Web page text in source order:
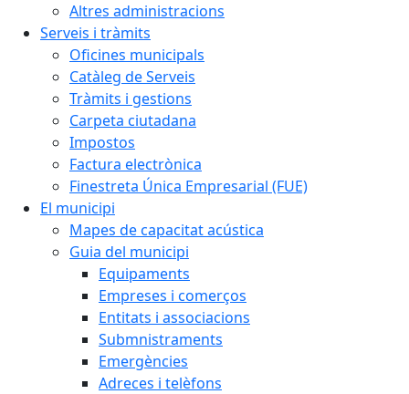
Altres administracions
Serveis i tràmits
Oficines municipals
Catàleg de Serveis
Tràmits i gestions
Carpeta ciutadana
Impostos
Factura electrònica
Finestreta Única Empresarial (FUE)
El municipi
Mapes de capacitat acústica
Guia del municipi
Equipaments
Empreses i comerços
Entitats i associacions
Submnistraments
Emergències
Adreces i telèfons